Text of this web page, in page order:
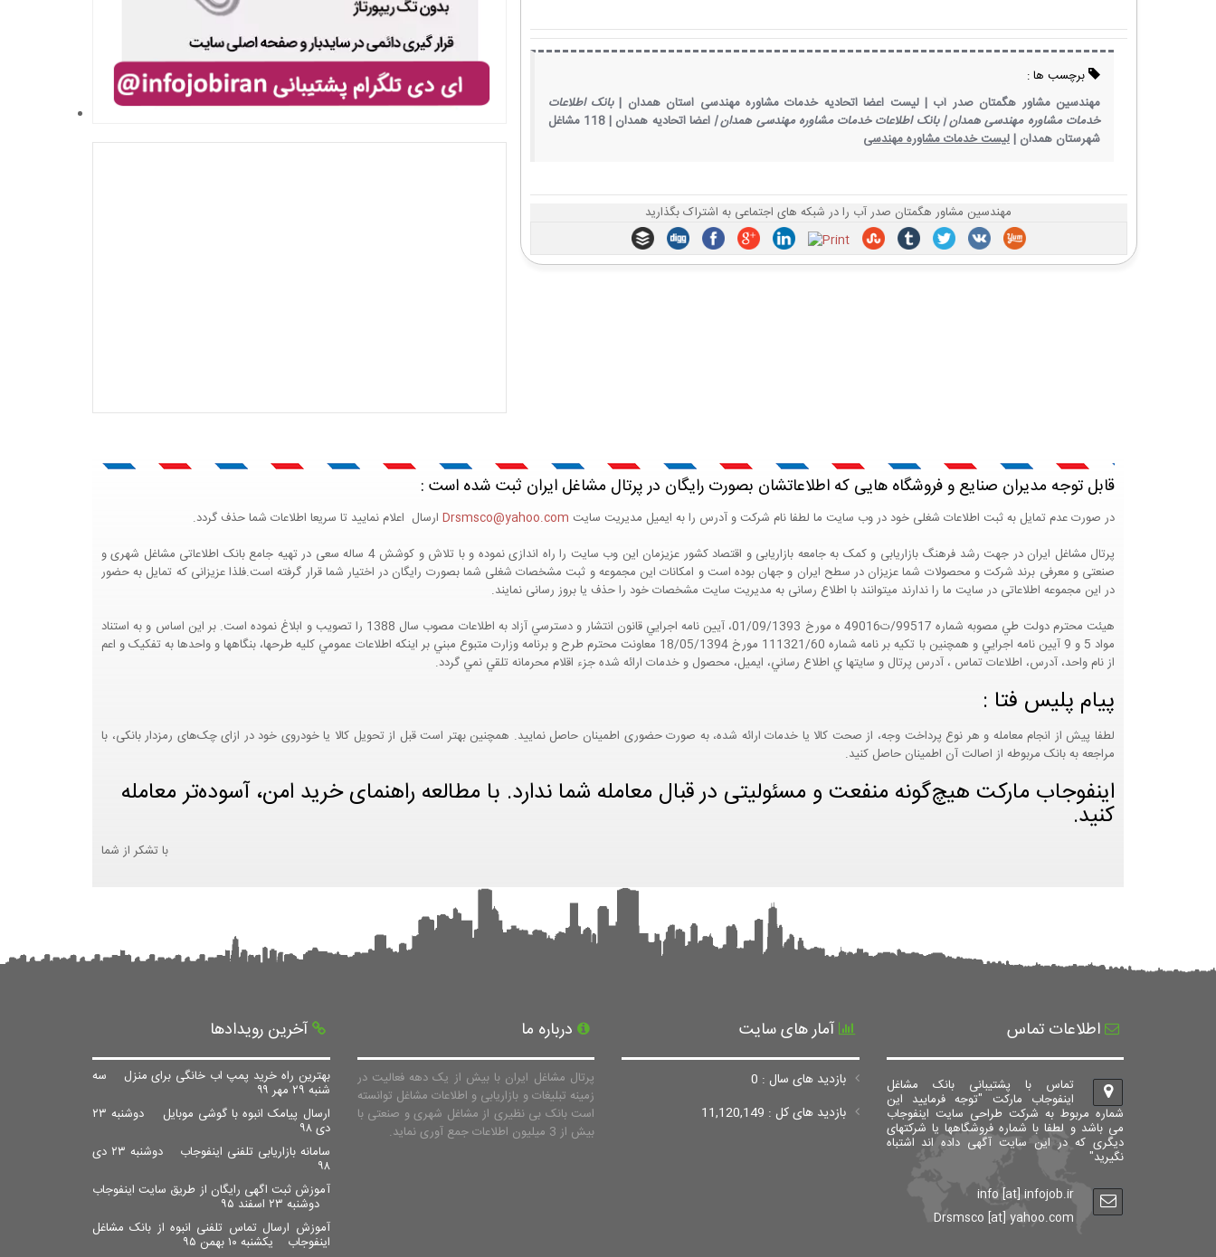
برچسب ها :
مهندسین مشاور هگمتان صدر آب | لیست اعضا اتحادیه خدمات مشاوره مهندسی استان همدان | بانک اطلاعات
خدمات مشاوره مهندسی همدان |بانک اطلاعات خدمات مشاوره مهندسی همدان |اعضا اتحادیه همدان |
118 مشاغل
شهرستان همدان |لیست خدمات مشاوره مهندسی
مهندسین مشاور هگمتان صدر آب را در شبکه های اجتماعی به اشتراک بگذارید
قابل توجه مدیران صنایع و فروشگاه هایی که اطلاعاتشان بصورت رایگان در پرتال مشاغل ایران ثبت شده است :
در صورت عدم تمایل به ثبت اطلاعات شغلی خود در وب سایت ما لطفا نام شرکت و آدرس را به ایمیل مدیریت سایت Drsmsco@yahoo.com ارسال اعلام نمایید تا سریعا اطلاعات شما حذف گردد.
پرتال مشاغل ایران در جهت رشد فرهنگ بازاریابی و کمک به جامعه بازاریابی و اقتصاد کشور عزیزمان این وب سایت را راه اندازی نموده و با تلاش و کوشش 4 ساله سعی در تهیه جامع بانک اطلاعاتی مشاغل شهری و
صنعتی و معرفی برند شرکت و محصولات شما عزیزان در سطح ایران و جهان بوده است و امکانات این مجموعه و ثبت مشخصات شغلی شما بصورت رایگان در اختیار شما قرار گرفته است.فلذا عزیزانی که تمایل به حضور
در این مجموعه اطلاعاتی در سایت ما را ندارند میتوانند با اطلاع رسانی به مدیریت سایت مشخصات خود را حذف یا بروز رسانی نمایند.
هيئت محترم دولت طي مصوبه شماره 99517/ت49016 ه مورخ 01/09/1393، آيين نامه اجرايي قانون انتشار و دسترسي آزاد به اطلاعات مصوب سال 1388 را تصويب و ابلاغ نموده است. بر اين اساس و به استناد
مواد 5 و 9 آيين نامه اجرايي و همچنين با تکيه بر نامه شماره 111321/60 مورخ 18/05/1394 معاونت محترم طرح و برنامه وزارت متبوع مبني بر اينکه اطلاعات عمومي کليه طرحها، بنگاهها و واحدها به تفکيک و اعم
از نام واحد، آدرس، اطلاعات تماس ، آدرس پرتال و سايتها ي اطلاع رساني، ايميل، محصول و خدمات ارائه شده جزء اقلام محرمانه تلقي نمي گردد.
پیام پلیس فتا :
لطفا پیش از انجام معامله و هر نوع پرداخت وجه، از صحت کالا یا خدمات ارائه شده، به صورت حضوری اطمینان حاصل نمایید. همچنین بهتر است قبل از تحویل کالا یا خودروی خود در ازای چک‌های رمزدار بانکی، با
مراجعه به بانک مربوطه از اصالت آن اطمینان حاصل کنید.
اینفوجاب مارکت هیچ‌گونه منفعت و مسئولیتی در قبال معامله شما ندارد. با مطالعه راهنمای خرید امن، آسوده‌تر معامله
کنید.
با تشکر از شما
اطلاعات تماس
تماس با پشتیبانی بانک مشاغل
اینفوجاب مارکت "توجه فرمایید این
شماره مربوط به شرکت طراحی سایت اینفوجاب
می باشد و لطفا با شماره فروشگاهها یا شرکتهای
دیگری که در این سایت آگهی داده اند اشتباه
نگیرید"
info [at] infojob.ir
Drsmsco [at] yahoo.com
آمار های سایت
بازدید های سال : 0
بازدید های کل : 11,120,149
درباره ما
پرتال مشاغل ایران با بیش از یک دهه فعالیت در
زمینه تبلیغات و بازاریابی و اطلاعات مشاغل توانسته
است بانک بی نظیری از مشاغل شهری و صنعتی با
بیش از 3 میلیون اطلاعات جمع آوری نماید.
آخرین رویدادها
بهترین راه خرید پمپ اب خانگی برای منزل سه
شنبه ۲۹ مهر ۹۹
ارسال پیامک انبوه با گوشی موبایل
دوشنبه ۲۳
دی ۹۸
سامانه بازاریابی تلفنی اینفوجاب
دوشنبه ۲۳ دی
۹۸
آموزش ثبت اگهی رایگان از طریق سایت اینفوجاب
دوشنبه ۲۳ اسفند ۹۵
آموزش ارسال تماس تلفنی انبوه از بانک مشاغل
اینفوجاب یکشنبه ۱۰ بهمن ۹۵